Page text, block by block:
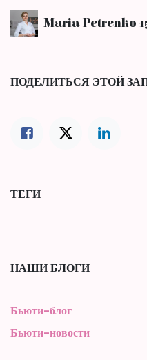
Maria Petrenko
ПОДЕЛИТЬСЯ ЭТОЙ
ТЕГИ
НАШИ БЛОГИ
Бьюти-блог
Бьюти-новости